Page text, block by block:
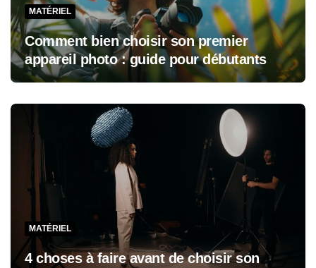
MATÉRIEL
Comment bien choisir son premier
appareil photo : guide pour débutants
MATÉRIEL
4 choses à faire avant de choisir son